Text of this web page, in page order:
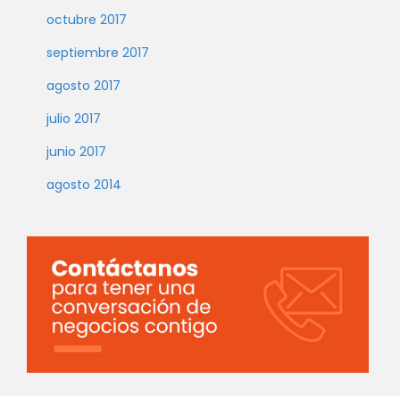
octubre 2017
septiembre 2017
agosto 2017
julio 2017
junio 2017
agosto 2014